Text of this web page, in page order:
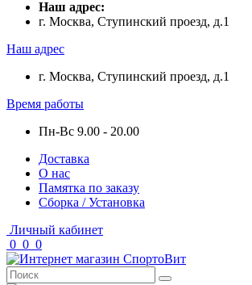
Наш адрес:
г. Москва, Ступинский проезд, д.1
Наш адрес
г. Москва, Ступинский проезд, д.1
Время работы
Пн-Вс 9.00 - 20.00
Доставка
О нас
Памятка по заказу
Сборка / Установка
Личный кабинет
0 0 0